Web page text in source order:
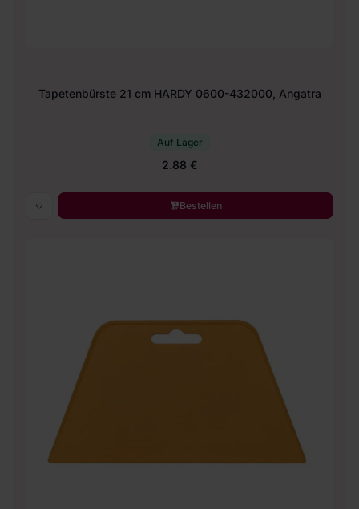
Tapetenbürste 21 cm HARDY 0600-432000, Angatra
Auf Lager
2.88 €
Bestellen